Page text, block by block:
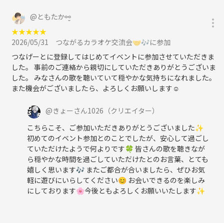
@ ともたか⚯̮
★★★★★
2026/05/31
つながるカラオケ交流会🤝🎶に参加
つなげーとに登録してはじめてイベントに参加させていただきま
した。 事前のご連絡から親切にしていただきありがとうございま
した。 みなさんの歌を聴いていて穏やかな気持ちになれました。
また機会がございましたら、よろしくお願いします☺️
@きょーさん1026 （クリエイター）
こちらこそ、ご参加いただきありがとうございました✨
初めてのイベント参加とのことでしたが、安心して過ごし
ていただけたようで何よりです🍀 皆さんの歌を聴きなが
ら穏やかな時間を過ごしていただけたとのお言葉、とても
嬉しく思います🎶 またご都合が合いましたら、ぜひお気
軽に遊びにいらしてください😊 お会いできるのを楽しみ
にしております🌸今後ともよろしくお願いいたします✨